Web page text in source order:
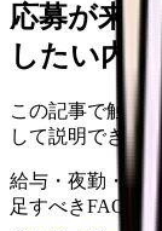
応募が来
したい内
この記事で触れ
して説明できて
給与・夜勤・休
足すべきFAQ